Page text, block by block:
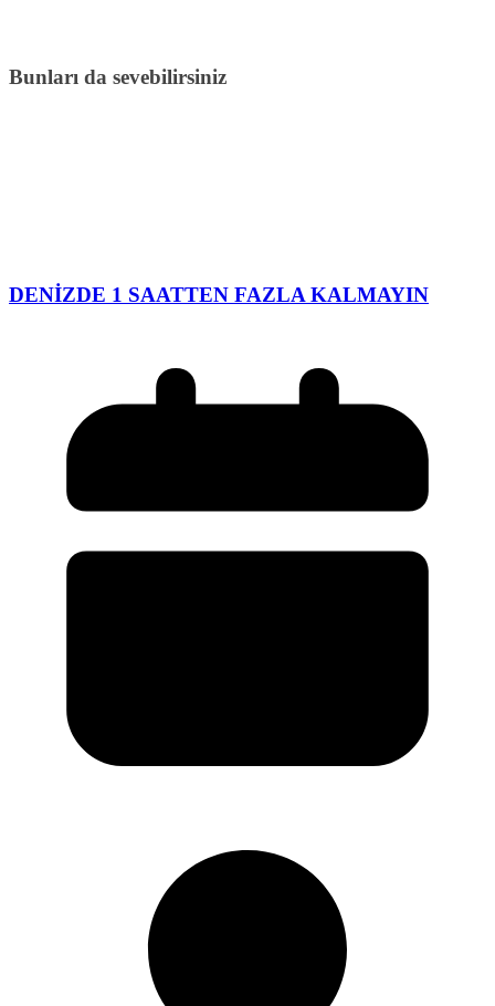
Bunları da sevebilirsiniz
DENİZDE 1 SAATTEN FAZLA KALMAYIN